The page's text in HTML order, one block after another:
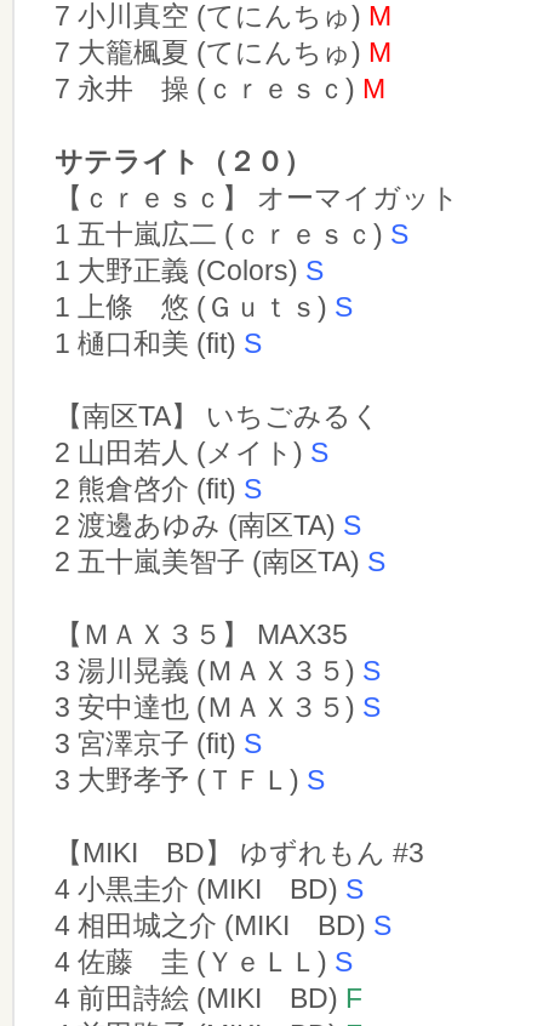
7 小川真空 (てにんちゅ) M
7 大籠楓夏 (てにんちゅ) M
7 永井 操 (ｃｒｅｓｃ) M
サテライト（２０）
【ｃｒｅｓｃ】 オーマイガット
1 五十嵐広二 (ｃｒｅｓｃ) S
1 大野正義 (Colors) S
1 上條 悠 (Ｇｕｔｓ) S
1 樋口和美 (fit) S
【南区TA】 いちごみるく
2 山田若人 (メイト) S
2 熊倉啓介 (fit) S
2 渡邊あゆみ (南区TA) S
2 五十嵐美智子 (南区TA) S
【ＭＡＸ３５】 MAX35
3 湯川晃義 (ＭＡＸ３５) S
3 安中達也 (ＭＡＸ３５) S
3 宮澤京子 (fit) S
3 大野孝予 (ＴＦＬ) S
【MIKI BD】 ゆずれもん #3
4 小黒圭介 (MIKI BD) S
4 相田城之介 (MIKI BD) S
4 佐藤 圭 (ＹｅＬＬ) S
4 前田詩絵 (MIKI BD) F